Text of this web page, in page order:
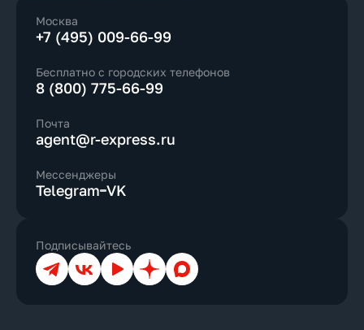
Москва
+7 (495) 009-66-99
Бесплатно с городских телефонов
8 (800) 775-66-99
Почта
agent@r-express.ru
Мессенджеры
Telegram VK
Подписывайтесь
ТелеграмВКонтакте
YouTubeДзен Max